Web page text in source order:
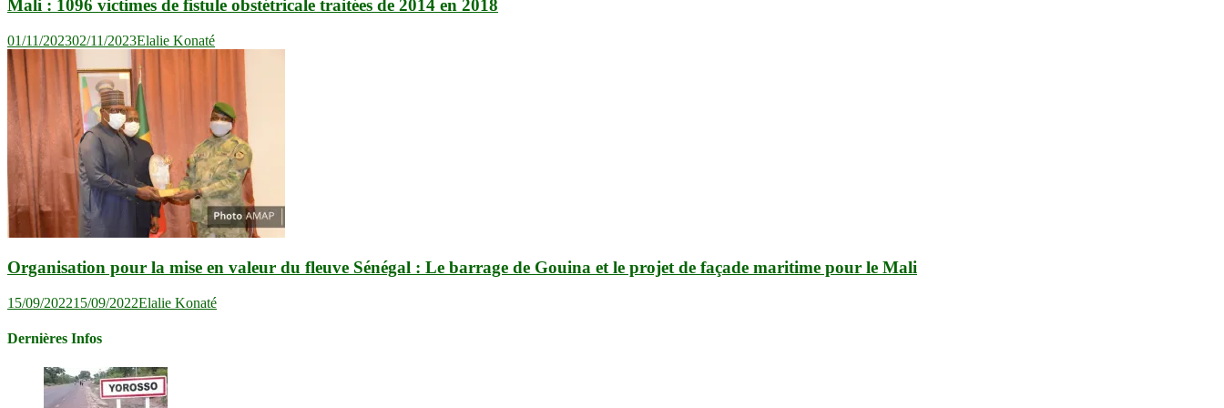
Mali : 1096 victimes de fistule obstétricale traitées de 2014 en 2018
01/11/202302/11/2023Elalie Konaté
Organisation pour la mise en valeur du fleuve Sénégal : Le barrage de Gouina et le projet de façade maritime pour le Mali
15/09/202215/09/2022Elalie Konaté
Dernières Infos